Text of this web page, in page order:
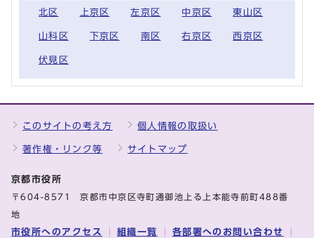
北区 上京区 左京区 中京区 東山区
山科区 下京区 南区 右京区 西京区
伏見区
このサイトの考え方 個人情報の取扱い
著作権・リンク等 サイトマップ
京都市役所
〒604-8571 京都市中京区寺町通御池上る上本能寺前町488番
地
市役所へのアクセス 組織一覧 各部署へのお問い合わせ